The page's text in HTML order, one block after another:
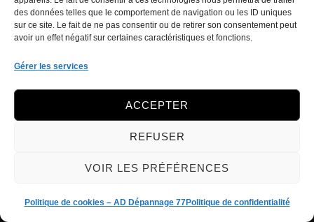
des données telles que le comportement de navigation ou les ID uniques
sur ce site. Le fait de ne pas consentir ou de retirer son consentement peut
avoir un effet négatif sur certaines caractéristiques et fonctions.
Gérer les services
ACCEPTER
REFUSER
VOIR LES PRÉFÉRENCES
Politique de cookies – AD Dépannage 77Politique de confidentialité
vers la filière réglementée des
véhicules hors d’usage.